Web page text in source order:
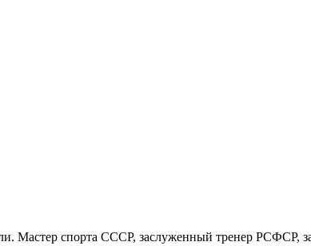
Мастер спорта СССР, заслуженный тренер РСФСР,